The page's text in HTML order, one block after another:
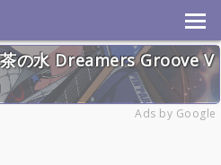
の水 Dreamers Groove V
Ads by Google